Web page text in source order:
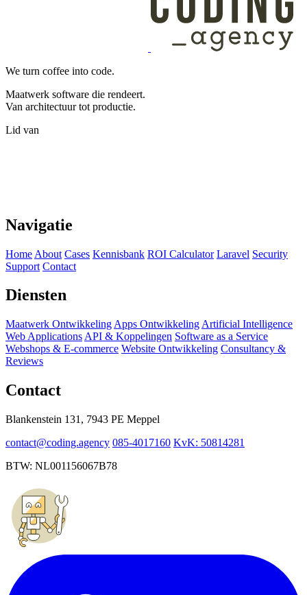
We turn coffee into code.
Maatwerk software die rendeert.
Van architectuur tot productie.
Lid van
Navigatie
Home About Cases Kennisbank ROI Calculator Laravel Security
Support Contact
Diensten
Maatwerk Ontwikkeling Apps Ontwikkeling Artificial Intelligence
Web Applications API & Koppelingen Software as a Service
Webshops & E-commerce Website Ontwikkeling Consultancy &
Reviews
Contact
Blankenstein 131, 7943 PE Meppel
contact@coding.agency 085-4017160 KvK: 50814281
BTW: NL001156067B78